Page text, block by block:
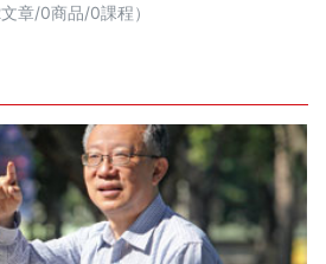
章/0商品/0課程）